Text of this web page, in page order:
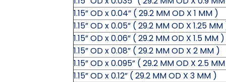
1.15” OD x 0.04” ( 29.2 MM OD X 1 MM )
1.15” OD x 0.05” ( 29.2 MM OD X 1.25
1.15” OD x 0.06” ( 29.2 MM OD X 1.5 MM )
1.15” OD x 0.08” ( 29.2 MM OD X 2 MM )
1.15” OD x 0.095” ( 29.2 MM OD X 2.5
1.15” OD x 0.12” ( 29.2 MM OD X 3 MM )